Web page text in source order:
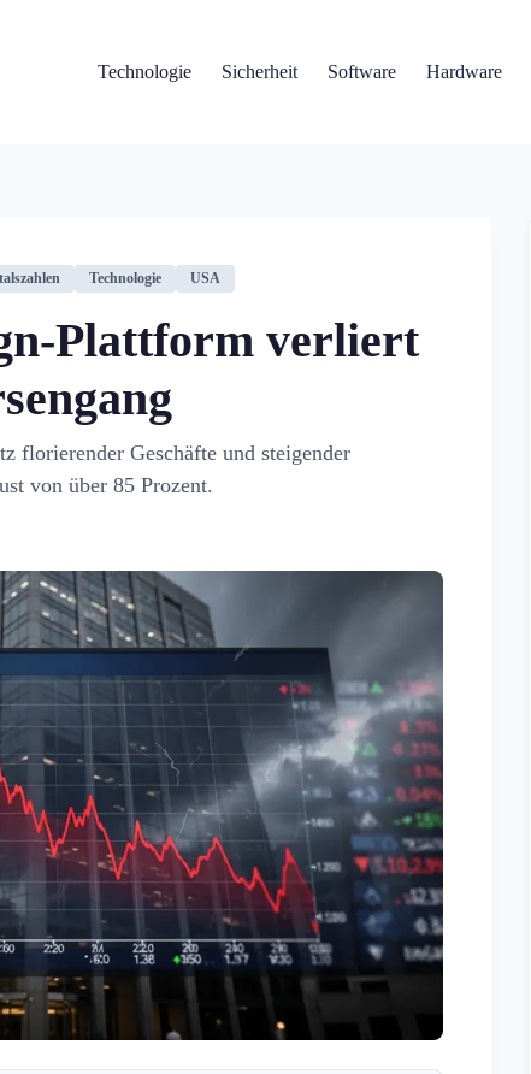
Technologie
Sicherheit Software Hardware
Technologie USA
Plattform verliert
florierender Geschäfte und steigender
von über 85 Prozent.